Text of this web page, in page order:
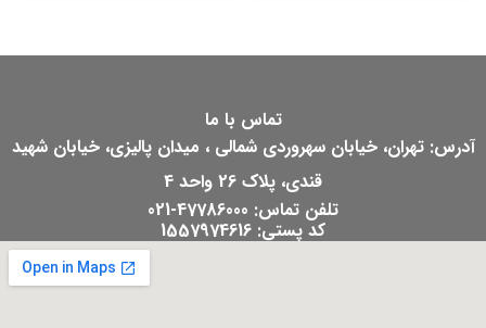
تماس با ما
آدرس: تهران، خیابان سهروردی شمالی ، میدان پالیزی، خیابان شهید
قندی، پلاک 26 واحد 4
تلفن تماس: 47786000-021
کد پستی: 1557974616